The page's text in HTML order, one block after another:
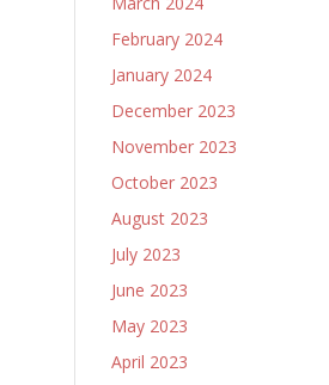
February 2024
January 2024
December 2023
November 2023
October 2023
August 2023
July 2023
June 2023
May 2023
April 2023